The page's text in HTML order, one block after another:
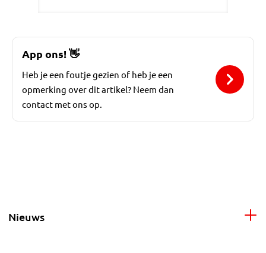
App ons!👋
Heb je een foutje gezien of heb je een
opmerking over dit artikel? Neem dan
contact met ons op.
Nieuws